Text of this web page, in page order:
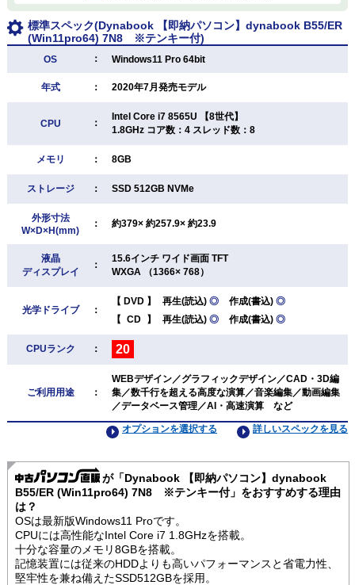
標準スペック(Dynabook 【即納パソコン】dynabook B55/ER
(Win11pro64) 7N8 ※テンキー付)
OS ： Windows11 Pro 64bit
年式 ： 2020年7月発売モデル
CPU ：
Intel Core i7 8565U 【8世代】
1.8GHz コア数：4 スレッド数：8
メモリ ： 8GB
ストレージ ： SSD 512GB NVMe
外形寸法
W×D×H(mm)
： 約379× 約257.9× 約23.9
液晶
ディスプレイ
：
15.6インチ ワイド画面 TFT
WXGA （1366× 768）
光学ドライブ ：
【 DVD 】 再生(読込) ◎ 作成(書込) ◎
【 CD 】 再生(読込) ◎ 作成(書込) ◎
CPUランク ： 20
ご利用用途 ：
WEBデザイン／グラフィックデザイン／CAD・3D編
集／数千行を超える高度な演算／音楽編集／動画編集
／データベース管理／AI・高速演算 など
詳しいスペックを見る
オプションを選択する
が「Dynabook 【即納パソコン】dynabook
B55/ER (Win11pro64) 7N8 ※テンキー付」をおすすめする理由
は？
OSは最新版Windows11 Proです。
CPUには高性能なIntel Core i7 1.8GHzを搭載。
十分な容量のメモリ8GBを搭載。
記憶装置には従来のHDDよりも高いパフォーマンスと省電力性、
堅牢性を兼ね備えたSSD512GBを採用。